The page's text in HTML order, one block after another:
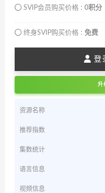
SVIP会员购买价格 : 0积分
终身SVIP购买价格 : 免费
登
升
资源名称
推荐指数
集数统计
语言信息
视频信息